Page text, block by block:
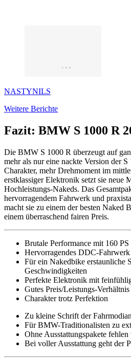
NASTYNILS
Weitere Berichte
Fazit: BMW S 1000 R
Die BMW S 1000 R überzeugt auf
mehr als nur eine nackte Version der
Charakter, mehr Drehmoment im
erstklassiger Elektronik setzt sie neue
Hochleistungs-Nakeds. Das
hervorragendem Fahrwerk und
macht sie zu einem der besten Naked
einem überraschend fairen Preis.
Brutale Performance mit 160 PS
Hervorragendes DDC-Fahrwerk
Für ein Nakedbike erstaunliche
Geschwindigkeiten
Perfekte Elektronik mit
Gutes Preis/Leistungs-Verhältnis
Charakter trotz Perfektion
Zu kleine Schrift der
Für BMW-Traditionalisten zu
Ohne Ausstattungspakete
Bei voller Ausstattung geht der